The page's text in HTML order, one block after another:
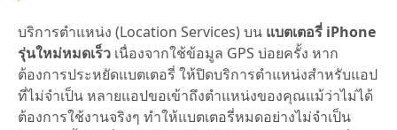
บริการตำแหน่ง (Location Services) บน แบตเตอรี่ iPhone
รุ่นใหม่หมดเร็ว เนื่องจากใช้ข้อมูล GPS บ่อยครั้ง หาก
ต้องการประหยัดแบตเตอรี่ ให้ปิดบริการตำแหน่งสำหรับแอป
ที่ไม่จำเป็น หลายแอปขอเข้าถึงตำแหน่งของคุณแม้ว่าไม่ได้
ต้องการใช้งานจริงๆ ทำให้แบตเตอรี่หมดอย่างไม่จำเป็น